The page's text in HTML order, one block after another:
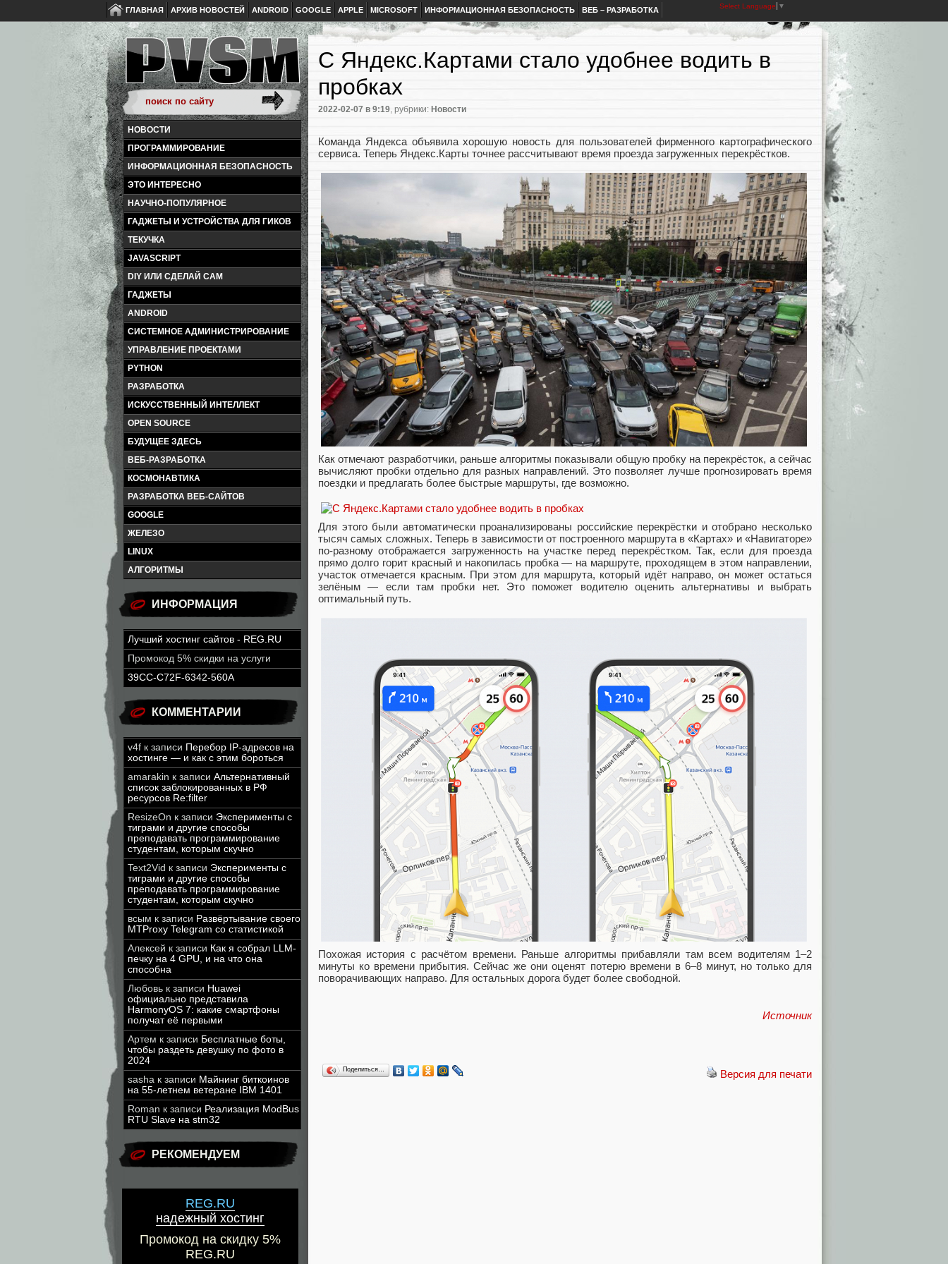
ГЛАВНАЯ АРХИВ НОВОСТЕЙ ANDROID GOOGLE APPLE MICROSOFT ИНФОРМАЦИОННАЯ БЕЗОПАСНОСТЬ ВЕБ – РАЗРАБОТКА Select Language ▼
НОВОСТИ
ПРОГРАММИРОВАНИЕ
ИНФОРМАЦИОННАЯ БЕЗОПАСНОСТЬ
ЭТО ИНТЕРЕСНО
НАУЧНО-ПОПУЛЯРНОЕ
ГАДЖЕТЫ И УСТРОЙСТВА ДЛЯ ГИКОВ
ТЕКУЧКА
JAVASCRIPT
DIY ИЛИ СДЕЛАЙ САМ
ГАДЖЕТЫ
ANDROID
СИСТЕМНОЕ АДМИНИСТРИРОВАНИЕ
УПРАВЛЕНИЕ ПРОЕКТАМИ
PYTHON
РАЗРАБОТКА
ИСКУССТВЕННЫЙ ИНТЕЛЛЕКТ
OPEN SOURCE
БУДУЩЕЕ ЗДЕСЬ
ВЕБ-РАЗРАБОТКА
КОСМОНАВТИКА
РАЗРАБОТКА ВЕБ-САЙТОВ
GOOGLE
ЖЕЛЕЗО
LINUX
АЛГОРИТМЫ
ИНФОРМАЦИЯ
Лучший хостинг сайтов - REG.RU
Промокод 5% скидки на услуги
39CC-C72F-6342-560A
КОММЕНТАРИИ
v4f к записи Перебор IP-адресов на
хостинге — и как с этим бороться
amarakin к записи Альтернативный
список заблокированных в РФ
ресурсов Re:filter
ResizeOn к записи Эксперименты с
тиграми и другие способы
преподавать программирование
студентам, которым скучно
Text2Vid к записи Эксперименты с
тиграми и другие способы
преподавать программирование
студентам, которым скучно
всым к записи Развёртывание своего
MTProxy Telegram со статистикой
Алексей к записи Как я собрал LLM-
печку на 4 GPU, и на что она
способна
Любовь к записи Huawei
официально представила
HarmonyOS 7: какие смартфоны
получат её первыми
Артем к записи Бесплатные боты,
чтобы раздеть девушку по фото в
2024
sasha к записи Майнинг биткоинов
на 55-летнем ветеране IBM 1401
Roman к записи Реализация ModBus
RTU Slave на stm32
РЕКОМЕНДУЕМ
REG.RU
надежный хостинг
Промокод на скидку 5%
REG.RU
C Яндекс.Картами стало удобнее водить в
пробках
2022-02-07 в 9:19, рубрики: Новости
Команда Яндекса объявила хорошую новость для пользователей фирменного картографического
сервиса. Теперь Яндекс.Карты точнее рассчитывают время проезда загруженных перекрёстков.
Как отмечают разработчики, раньше алгоритмы показывали общую пробку на перекрёсток, а сейчас
вычисляют пробки отдельно для разных направлений. Это позволяет лучше прогнозировать время
поездки и предлагать более быстрые маршруты, где возможно.
Для этого были автоматически проанализированы российские перекрёстки и отобрано несколько
тысяч самых сложных. Теперь в зависимости от построенного маршрута в «Картах» и «Навигаторе»
по-разному отображается загруженность на участке перед перекрёстком. Так, если для проезда
прямо долго горит красный и накопилась пробка — на маршруте, проходящем в этом направлении,
участок отмечается красным. При этом для маршрута, который идёт направо, он может остаться
зелёным — если там пробки нет. Это поможет водителю оценить альтернативы и выбрать
оптимальный путь.
Похожая история с расчётом времени. Раньше алгоритмы прибавляли там всем водителям 1–2
минуты ко времени прибытия. Сейчас же они оценят потерю времени в 6–8 минут, но только для
поворачивающих направо. Для остальных дорога будет более свободной.
Источник
Версия для печати
Поделиться…